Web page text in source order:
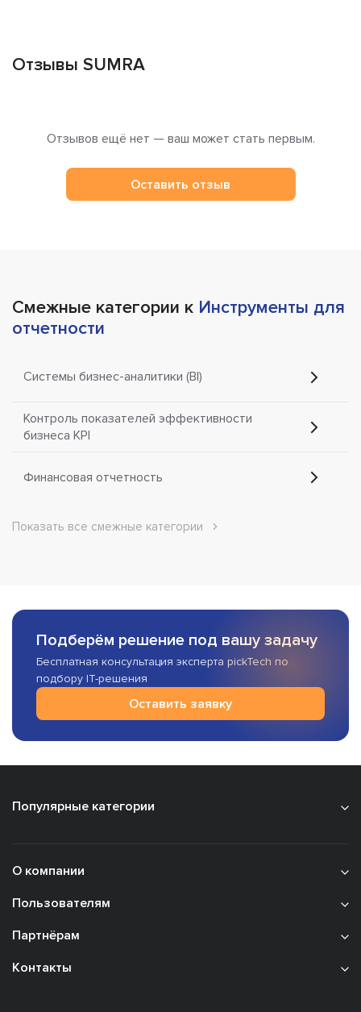
Отзывы SUMRA
Отзывов ещё нет — ваш может стать первым.
Оставить отзыв
Смежные категории к Инструменты для
отчетности
Системы бизнес-аналитики (BI)
Контроль показателей эффективности
бизнеса KPI
Финансовая отчетность
Показать все смежные категории
Подберём решение под вашу задачу
Бесплатная консультация эксперта pickTech по
подбору IT-решения
Оставить заявку
Популярные категории
О компании
Пользователям
Партнёрам
Контакты